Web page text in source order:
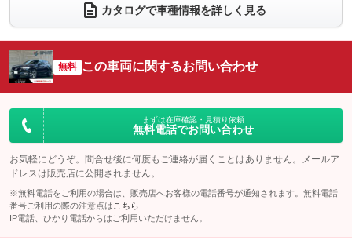
電動リアゲート フロントカメラ
：装備あり
：装備なし ：装備あり
サイドカメラ
：装備あり ルーフレール
：装備あり
：装備なし
：装備なし
カタログで車種情報を詳しく見る
無料 この車両に関するお問い合わせ
まずは在庫確認・見積り依頼
無料電話でお問い合わせ
お気軽にどうぞ。問合せ後に何度もご連絡が届くことはありません。メールア
ドレスは販売店に公開されません。
※無料電話をご利用の場合は、販売店へお客様の電話番号が通知されます。無料電話
番号ご利用の際の注意点は こちら
IP電話、ひかり電話からはご利用いただけません。